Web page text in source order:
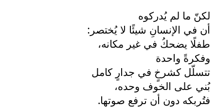
لكنّ ما لم يُدركوه
أن في الإنسانِ شيئًا لا يُختصر:
طفلًا يضحكُ في غير مكانه،
وفكرةً واحدة
تتسلّل كشرخٍ في جدارٍ كامل
بُني على الخوف وحده،
فتُربكه دون أن ترفع صوتها.